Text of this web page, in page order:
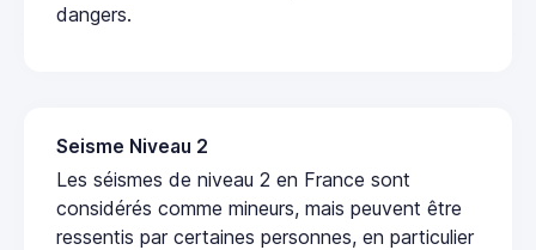
dangers.
Seisme Niveau 2
Les séismes de niveau 2 en France sont
considérés comme mineurs, mais peuvent être
ressentis par certaines personnes, en particulier